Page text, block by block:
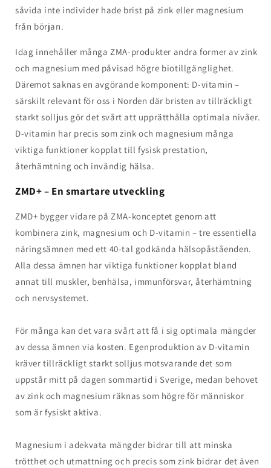
såvida inte individer hade brist på zink eller magnesium
från början.
Idag innehåller många ZMA-produkter andra former av zink
och magnesium med påvisad högre biotillgänglighet.
Däremot saknas en avgörande komponent: D-vitamin –
särskilt relevant för oss i Norden där bristen av tillräckligt
starkt solljus gör det svårt att upprätthålla optimala nivåer.
D-vitamin har precis som zink och magnesium många
viktiga funktioner kopplat till fysisk prestation,
återhämtning och invändig hälsa.
ZMD+ – En smartare utveckling
ZMD+ bygger vidare på ZMA-konceptet genom att
kombinera zink, magnesium och D-vitamin – tre essentiella
näringsämnen med ett 40-tal godkända hälsopåståenden.
Alla dessa ämnen har viktiga funktioner kopplat bland
annat till muskler, benhälsa, immunförsvar, återhämtning
och nervsystemet.
För många kan det vara svårt att få i sig optimala mängder
av dessa ämnen via kosten. Egenproduktion av D-vitamin
kräver tillräckligt starkt solljus motsvarande det som
uppstår mitt på dagen sommartid i Sverige, medan behovet
av zink och magnesium räknas som högre för människor
som är fysiskt aktiva.
Magnesium i adekvata mängder bidrar till att minska
trötthet och utmattning och precis som zink bidrar det även